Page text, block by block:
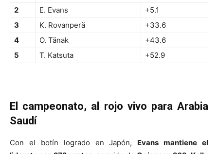
2
E. Evans
+5.1
3
K. Rovanperä
+33.6
4
O. Tänak
+43.6
5
T. Katsuta +52.9
El campeonato, al rojo vivo para Arabia
Saudí
Con el botín logrado en Japón, Evans mantiene el